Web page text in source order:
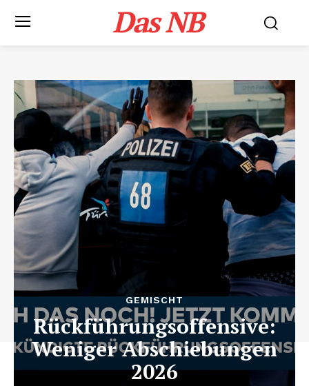
Das NB
GEMISCHT
Rückführungsoffensive:
Weniger Abschiebungen
2026